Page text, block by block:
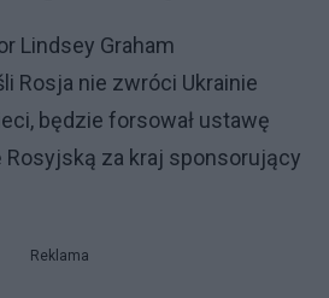
Lindsey Graham
Rosja nie zwróci Ukrainie
będzie forsował ustawę
Rosyjską za kraj sponsorujący
Reklama